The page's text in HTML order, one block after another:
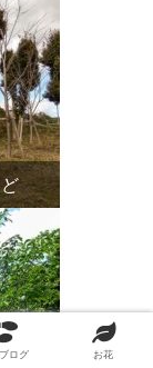
ログ お花